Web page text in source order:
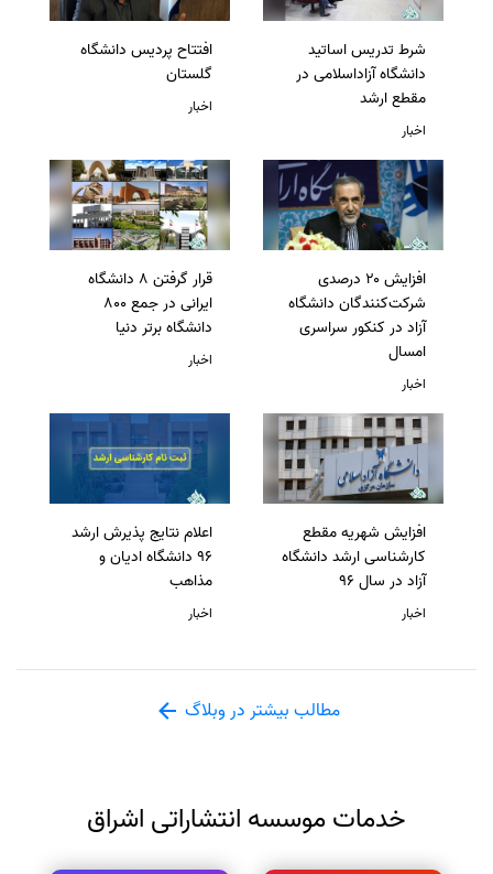
شرط تدریس اساتید
دانشگاه آزاداسلامی در
مقطع ارشد
اخبار
افتتاح پردیس دانشگاه
گلستان
اخبار
افزایش ۲۰ درصدی
شرکت‌کنندگان دانشگاه
آزاد در کنکور سراسری
امسال
اخبار
قرار گرفتن 8 دانشگاه
ایرانی در جمع 800
دانشگاه برتر دنیا
اخبار
افزایش شهریه مقطع
کارشناسی ارشد دانشگاه
آزاد در سال 96
اخبار
اعلام نتایج پذیرش ارشد
96 دانشگاه ادیان و
مذاهب
اخبار
مطالب بیشتر در وبلاگ
خدمات موسسه انتشاراتی اشراق